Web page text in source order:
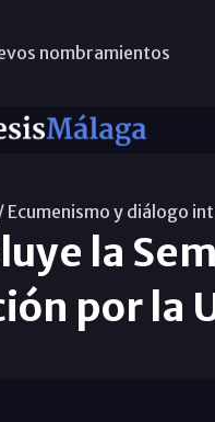
domingo, Campaña Pro
Ecumenismo y diálogo
la
por la